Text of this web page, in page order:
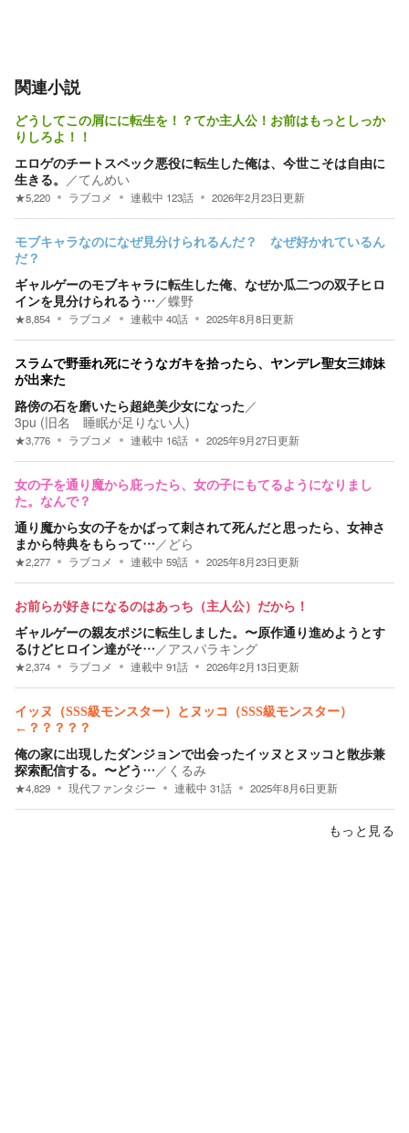
関連小説
どうしてこの屑にに転生を！？てか主人公！お前はもっとしっか
りしろよ！！
エロゲのチートスペック悪役に転生した俺は、今世こそは自由に
生きる。 ／てんめい
★5,220 ラブコメ 連載中 123話 2026年2月23日更新
モブキャラなのになぜ見分けられるんだ？ なぜ好かれているん
だ？
ギャルゲーのモブキャラに転生した俺、なぜか瓜二つの双子ヒロ
インを見分けられるう… ／蝶野
★8,854 ラブコメ 連載中 40話 2025年8月8日更新
スラムで野垂れ死にそうなガキを拾ったら、ヤンデレ聖女三姉妹
が出来た
路傍の石を磨いたら超絶美少女になった ／
3pu (旧名 睡眠が足りない人)
★3,776 ラブコメ 連載中 16話 2025年9月27日更新
女の子を通り魔から庇ったら、女の子にもてるようになりまし
た。なんで？
通り魔から女の子をかばって刺されて死んだと思ったら、女神さ
まから特典をもらって… ／ どら
★2,277 ラブコメ 連載中 59話 2025年8月23日更新
お前らが好きになるのはあっち（主人公）だから！
ギャルゲーの親友ポジに転生しました。〜原作通り進めようとす
るけどヒロイン達がそ… ／アスパラキング
★2,374 ラブコメ 連載中 91話 2026年2月13日更新
イッヌ（SSS級モンスター）とヌッコ（SSS級モンスター）
←？？？？？
俺の家に出現したダンジョンで出会ったイッヌとヌッコと散歩兼
探索配信する。〜どう… ／ くるみ
★4,829 現代ファンタジー 連載中 31話 2025年8月6日更新
もっと見る